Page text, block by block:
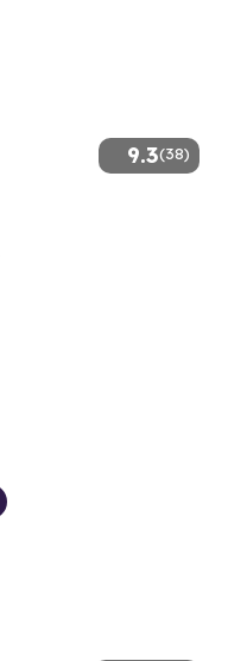
9.3(38)